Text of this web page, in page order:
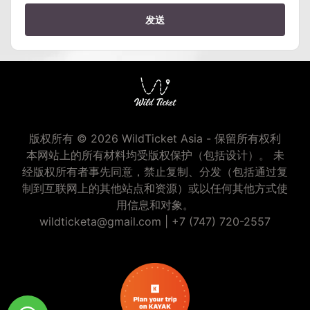
发送
版权所有 © 2026 WildTicket Asia - 保留所有权利
本网站上的所有材料均受版权保护（包括设计）。 未
经版权所有者事先同意，禁止复制、分发（包括通过复
制到互联网上的其他站点和资源）或以任何其他方式使
用信息和对象。
wildticketa@gmail.com
+7 (747) 720-2557